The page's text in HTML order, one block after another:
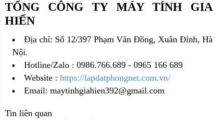
TỔNG CÔNG TY MÁY TÍNH GIA
HIẾN
Địa chỉ: Số 12/397 Phạm Văn Đồng, Xuân Đỉnh, Hà
Nội.
Hotline/Zalo : 0986.766.689 - 0965 166 689
Website : https://lapdatphongnet.com.vn/
Email: maytinhgiahien392@gmail.com
Tin liên quan